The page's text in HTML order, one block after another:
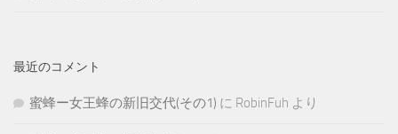
最近のコメント
蜜蜂ー女王蜂の新旧交代(その1) に RobinFuh より